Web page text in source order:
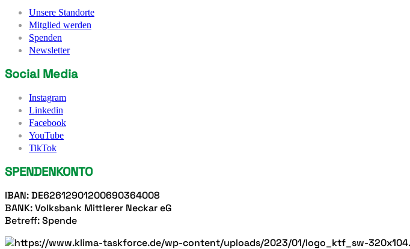
Unsere Standorte
Mitglied werden
Spenden
Newsletter
Social Media
Instagram
Linkedin
Facebook
YouTube
TikTok
SPENDENKONTO
IBAN: DE62612901200690364008
BANK: Volksbank Mittlerer Neckar eG
Betreff: Spende